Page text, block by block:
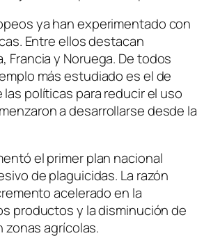
ya han experimentado con
Entre ellos destacan
Francia y Noruega. De todos
más estudiado es el de
las políticas para reducir el uso
a desarrollarse desde la
el primer plan nacional
de plaguicidas. La razón
acelerado en la
productos y la disminución de
zonas agrícolas.